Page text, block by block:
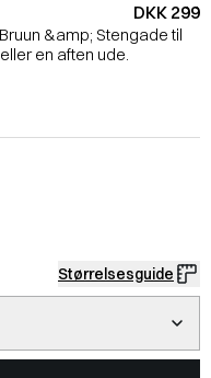
DKK 299
&amp; Stengade til
en aften ude.
Størrelsesguide